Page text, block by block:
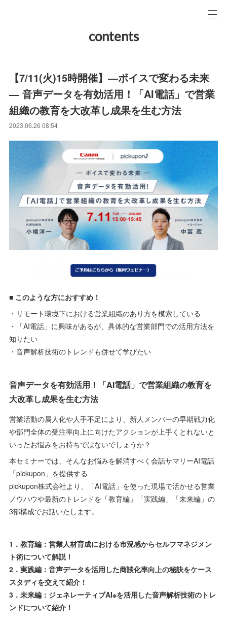
contents
【7/11(火)15時開催】―ボイスで変わる未来
― 音声データを有効活用！「AI電話」で営業
組織の教育を大改革し成果を生む方法
2023.06.26 08:54
■ このような方におすすめ！
・リモート環境下における営業組織のあり方を模索している
・「AI電話」に興味があるが、具体的な営業部門での活用方法を
知りたい
・音声解析技術のトレンドも併せて学びたい
音声データを有効活用！「AI電話」で営業組織の教育を
大改革し成果を生む方法
営業活動の属人化や人手不足により、新人メンバーの早期戦力化
や部門全体の受注率向上に向けたアクションが上手くとれないと
いったお悩みをお持ちではないでしょうか？
本セミナーでは、そんなお悩みを解消すべく会話サマリーAI電話
「pickupon」を提供する
pickupon株式会社より、「AI電話」を使った現場で活かせる営業
ノウハウや最新のトレンドを「教育編」「実践編」「未来編」の
3部構成でお話いたします。
1．教育編：営業人材育成における市況感からセルフマネジメン
ト術について解説！
2．実践編：音声データを活用した商談化率向上の秘訣をケース
スタディを交えて紹介！
3．未来編：ジェネレーティブAI※を活用した音声解析技術のトレ
ンドについて紹介！